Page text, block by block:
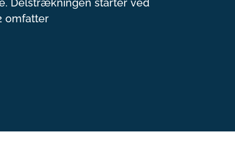
Delstrækningen starter ved
omfatter